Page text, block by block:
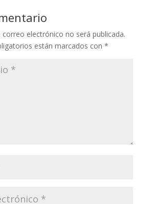
m p
p
ti
r
correo electrónico no será publicada.
están marcados con *